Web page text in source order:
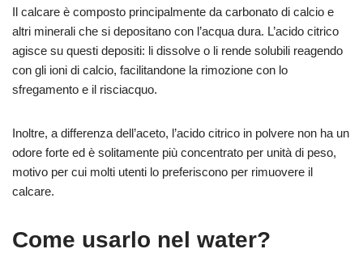
Il calcare è composto principalmente da carbonato di calcio e
altri minerali che si depositano con l’acqua dura. L’acido citrico
agisce su questi depositi: li dissolve o li rende solubili reagendo
con gli ioni di calcio, facilitandone la rimozione con lo
sfregamento e il risciacquo.
Inoltre, a differenza dell’aceto, l’acido citrico in polvere non ha un
odore forte ed è solitamente più concentrato per unità di peso,
motivo per cui molti utenti lo preferiscono per rimuovere il
calcare.
Come usarlo nel water?